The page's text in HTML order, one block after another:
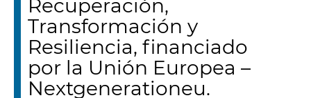
Recuperación,
Transformación y
Resiliencia, financiado
por la Unión Europea –
Nextgenerationeu.